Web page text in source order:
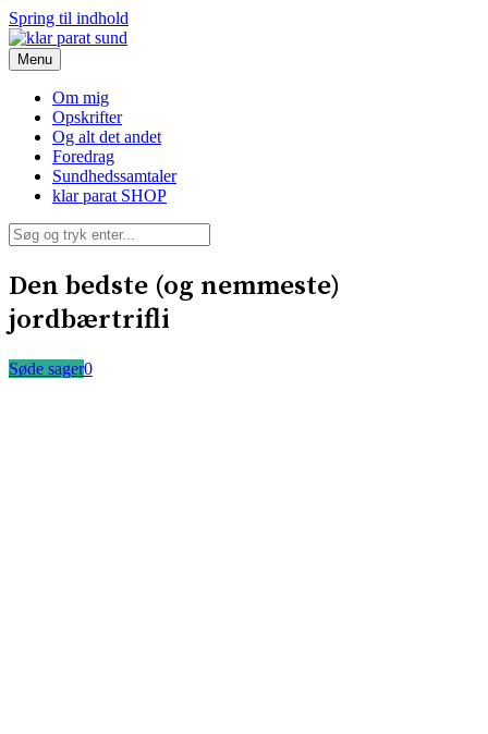
Spring til indhold
klar parat sund
Menu
Om mig
Opskrifter
Og alt det andet
Foredrag
Sundhedssamtaler
klar parat SHOP
Den bedste (og nemmeste)
jordbærtrifli
Søde sager0